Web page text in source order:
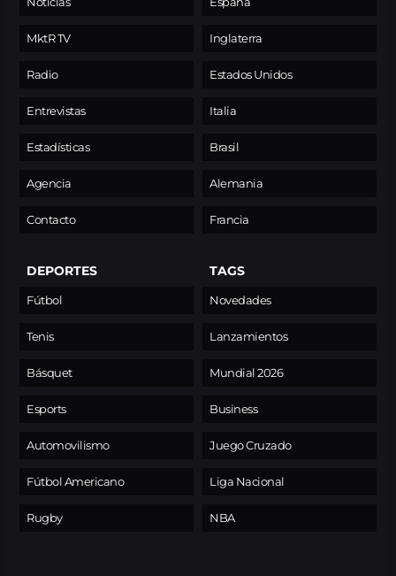
MktR TV
Radio
Entrevistas
Estadísticas
Agencia
Contacto
Inglaterra
Estados Unidos
Italia
Brasil
Alemania
Francia
DEPORTES
Fútbol
Tenis
Básquet
Esports
Automovilismo
Fútbol Americano
Rugby
TAGS
Novedades
Lanzamientos
Mundial 2026
Business
Juego Cruzado
Liga Nacional
NBA